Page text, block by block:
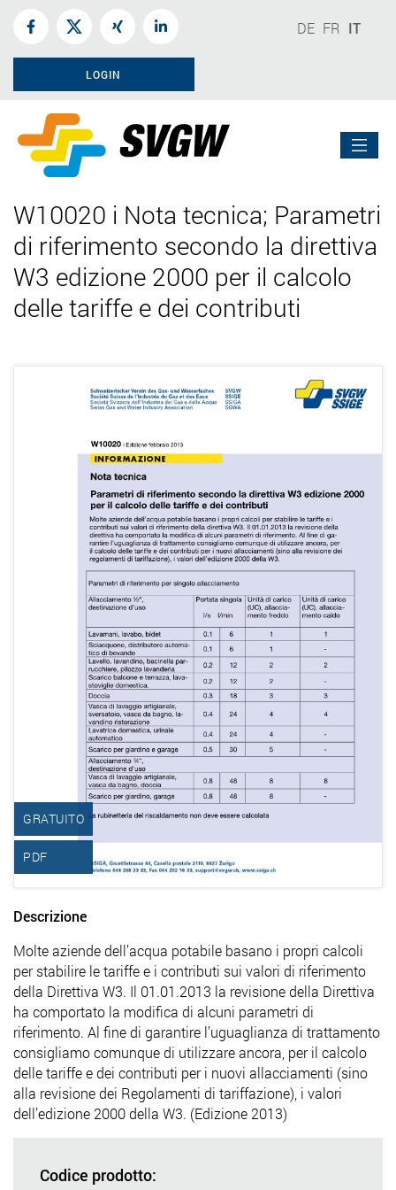
DE FR IT
LOGIN
W10020 i Nota tecnica; Parametri
di riferimento secondo la direttiva
W3 edizione 2000 per il calcolo
delle tariffe e dei contributi
GRATUITO
PDF
Descrizione
Molte aziende dell’acqua potabile basano i propri calcoli
per stabilire le tariffe e i contributi sui valori di riferimento
della Direttiva W3. Il 01.01.2013 la revisione della Direttiva
ha comportato la modifica di alcuni parametri di
riferimento. Al fine di garantire l’uguaglianza di trattamento
consigliamo comunque di utilizzare ancora, per il calcolo
delle tariffe e dei contributi per i nuovi allacciamenti (sino
alla revisione dei Regolamenti di tariffazione), i valori
dell’edizione 2000 della W3. (Edizione 2013)
Codice prodotto: